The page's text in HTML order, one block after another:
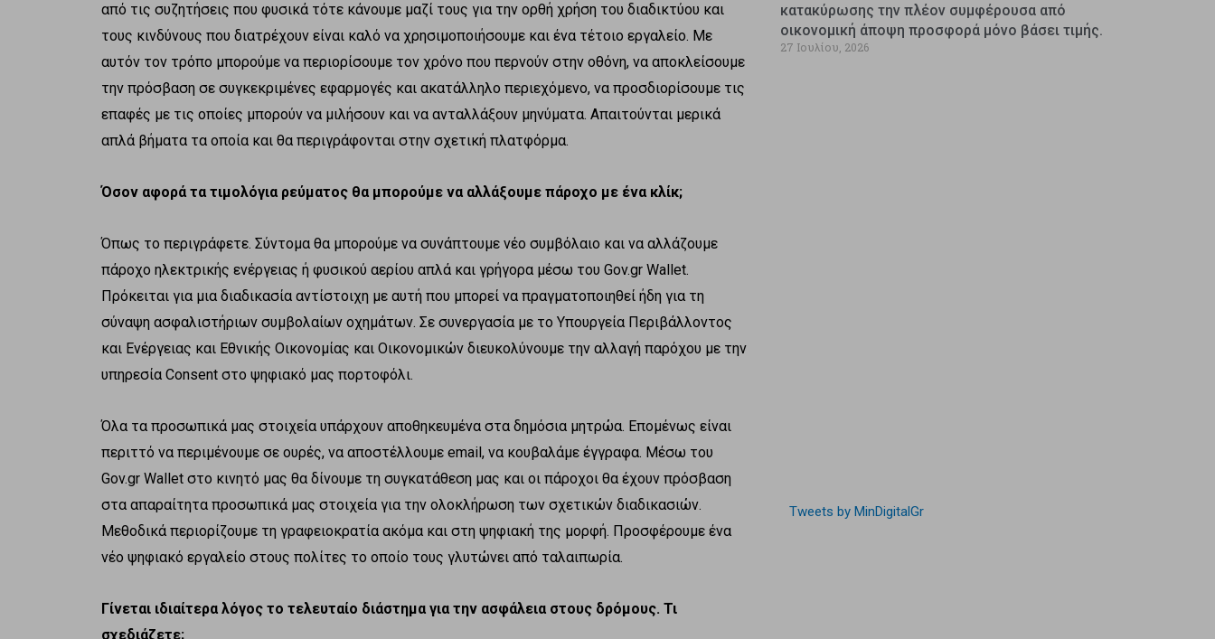
από τις συζητήσεις που φυσικά τότε κάνουμε μαζί τους για την ορθή χρήση του διαδικτύου και
τους κινδύνους που διατρέχουν είναι καλό να χρησιμοποιήσουμε και ένα τέτοιο εργαλείο. Με
αυτόν τον τρόπο μπορούμε να περιορίσουμε τον χρόνο που περνούν στην οθόνη, να αποκλείσουμε
την πρόσβαση σε συγκεκριμένες εφαρμογές και ακατάλληλο περιεχόμενο, να προσδιορίσουμε τις
επαφές με τις οποίες μπορούν να μιλήσουν και να ανταλλάξουν μηνύματα. Απαιτούνται μερικά
απλά βήματα τα οποία και θα περιγράφονται στην σχετική πλατφόρμα.
Όσον αφορά τα τιμολόγια ρεύματος θα μπορούμε να αλλάξουμε πάροχο με ένα κλίκ;
Όπως το περιγράφετε. Σύντομα θα μπορούμε να συνάπτουμε νέο συμβόλαιο και να αλλάζουμε
πάροχο ηλεκτρικής ενέργειας ή φυσικού αερίου απλά και γρήγορα μέσω του Gov.gr Wallet.
Πρόκειται για μια διαδικασία αντίστοιχη με αυτή που μπορεί να πραγματοποιηθεί ήδη για τη
σύναψη ασφαλιστήριων συμβολαίων οχημάτων. Σε συνεργασία με το Υπουργεία Περιβάλλοντος
και Ενέργειας και Εθνικής Οικονομίας και Οικονομικών διευκολύνουμε την αλλαγή παρόχου με την
υπηρεσία Consent στο ψηφιακό μας πορτοφόλι.
Όλα τα προσωπικά μας στοιχεία υπάρχουν αποθηκευμένα στα δημόσια μητρώα. Επομένως είναι
περιττό να περιμένουμε σε ουρές, να αποστέλλουμε email, να κουβαλάμε έγγραφα. Μέσω του
Gov.gr Wallet στο κινητό μας θα δίνουμε τη συγκατάθεση μας και οι πάροχοι θα έχουν πρόσβαση
στα απαραίτητα προσωπικά μας στοιχεία για την ολοκλήρωση των σχετικών διαδικασιών.
Μεθοδικά περιορίζουμε τη γραφειοκρατία ακόμα και στη ψηφιακή της μορφή. Προσφέρουμε ένα
νέο ψηφιακό εργαλείο στους πολίτες το οποίο τους γλυτώνει από ταλαιπωρία.
Γίνεται ιδιαίτερα λόγος το τελευταίο διάστημα για την ασφάλεια στους δρόμους. Τι
σχεδιάζετε;
κατακύρωσης την πλέον συμφέρουσα από
οικονομική άποψη προσφορά μόνο βάσει τιμής.
27 Ιουλίου, 2026
Tweets by MinDigitalGr